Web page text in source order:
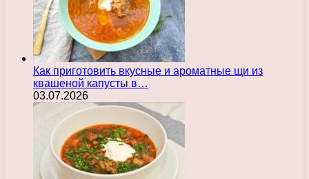
Как приготовить вкусные и ароматные щи из
квашеной капусты в…
03.07.2026